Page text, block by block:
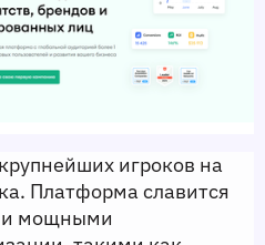
игроков на
Платформа славится
и мощными